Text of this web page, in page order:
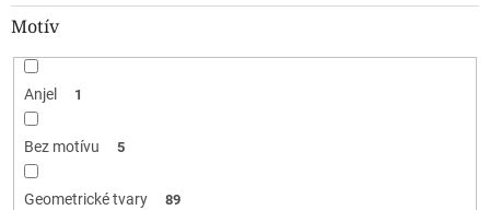
Motív
Anjel 1
Bez motívu 5
Geometrické tvary 89